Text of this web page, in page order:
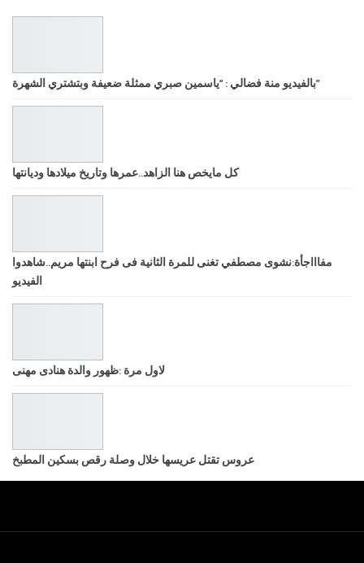
بالفيديو منة فضالي : “ياسمين صبري ممثلة ضعيفة وبتشتري الشهرة”
كل مايخص هنا الزاهد..عمرها وتاريخ ميلادها وديانتها
مفاااجأة:نشوى مصطفي تغنى للمرة الثانية فى فرح ابنتها مريم..شاهدوا
الفيديو
لاول مرة :ظهور والدة هنادى مهنى
عروس تقتل عريسها خلال وصلة رقص بسكين المطبخ